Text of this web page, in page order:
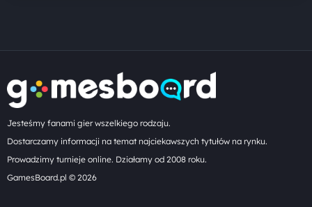
Jesteśmy fanami gier wszelkiego rodzaju.
Dostarczamy informacji na temat najciekawszych tytułów na rynku.
Prowadzimy turnieje online. Działamy od 2008 roku.
GamesBoard.pl © 2026